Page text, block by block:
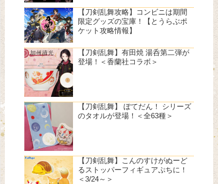
【刀剣乱舞攻略】コンビニは期間
限定グッズの宝庫！【とうらぶポ
ケット攻略情報】
【刀剣乱舞】有田焼 湯呑第二弾が
登場！＜香蘭社コラボ＞
【刀剣乱舞】 ぽてだん！ シリーズ
のタオルが登場！＜全63種＞
【刀剣乱舞】こんのすけがぬーど
るストッパーフィギュアぷちに！
＜3/24～＞